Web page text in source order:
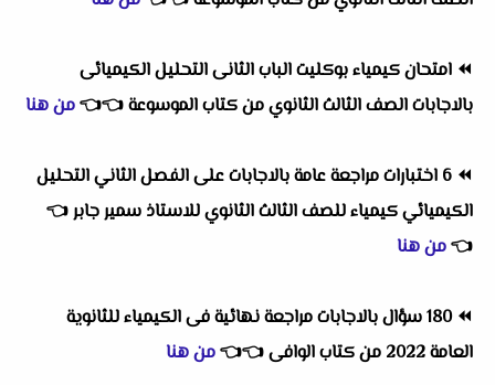
⏪ امتحان كيمياء بوكليت الباب الثانى التحليل الكيميائى
بالاجابات الصف الثالث الثانوي من كتاب الموسوعة👈
👈من هنا
⏪
6 اختبارات مراجعة عامة بالاجابات على الفصل الثاني التحليل
الكيميائي كيمياء للصف الثالث الثانوي للاستاذ سمير جابر👈
👈من هنا
⏪
180 سؤال بالاجابات مراجعة نهائية فى الكيمياء للثانوية
العامة 2022 من كتاب الوافى
👈
👈من هنا